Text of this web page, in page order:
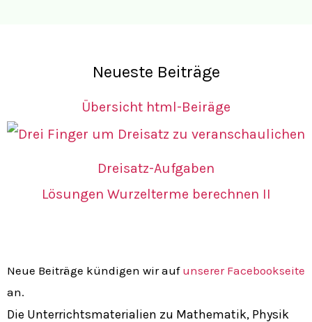
Neueste Beiträge
Übersicht html-Beiräge
Dreisatz-Aufgaben
Lösungen Wurzelterme berechnen II
Neue Beiträge kündigen wir auf unserer Facebookseite
an.
Die Unterrichtsmaterialien zu Mathematik, Physik